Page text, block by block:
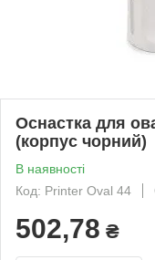
Оснастка для
(корпус чорний)
В наявності
Код: Printer Oval 44
502,78 ₴